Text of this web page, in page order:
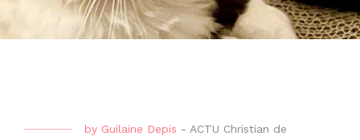
by Guilaine Depis - ACTU Christian de